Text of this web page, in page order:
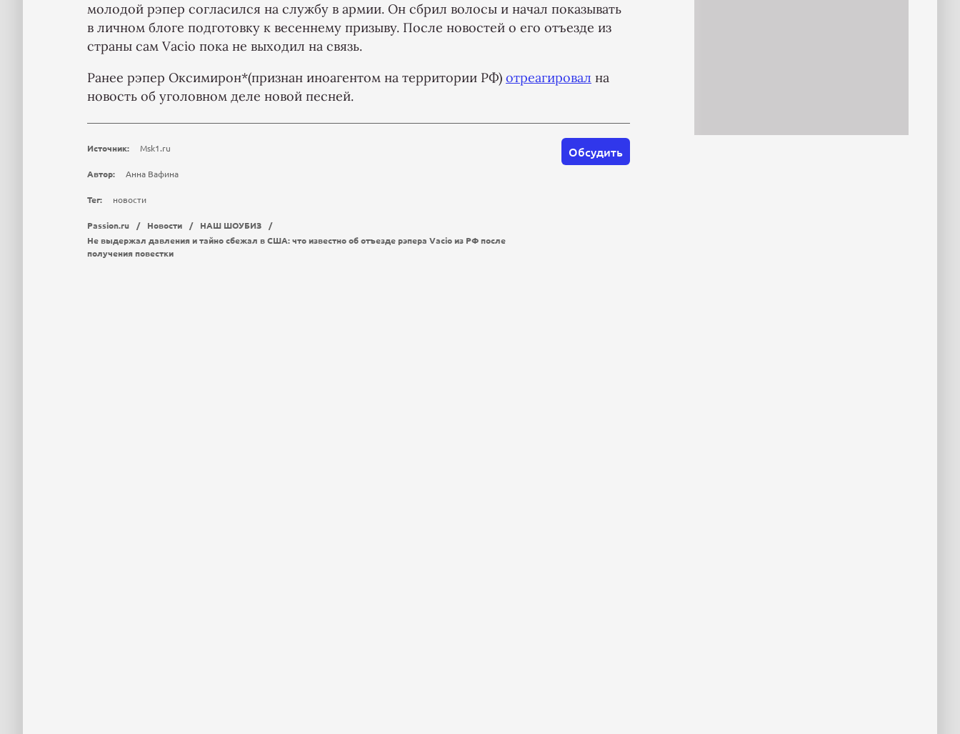
молодой рэпер согласился на службу в армии. Он сбрил волосы и начал показывать
в личном блоге подготовку к весеннему призыву. После новостей о его отъезде из
страны сам Vacio пока не выходил на связь.
Ранее рэпер Оксимирон*(признан иноагентом на территории РФ) отреагировал на
новость об уголовном деле новой песней.
Обсудить
Источник: Msk1.ru
Автор: Анна Вафина
Тег: новости
Passion.ru / Новости / НАШ ШОУБИЗ
/
Не выдержал давления и тайно сбежал в США: что известно об отъезде рэпера Vacio из РФ после
получения повестки